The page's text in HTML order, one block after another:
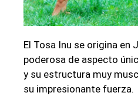
El Tosa Inu se origina en
poderosa de aspecto
y su estructura muy
su impresionante fuerza.